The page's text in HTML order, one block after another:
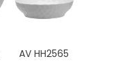
AV HH2565